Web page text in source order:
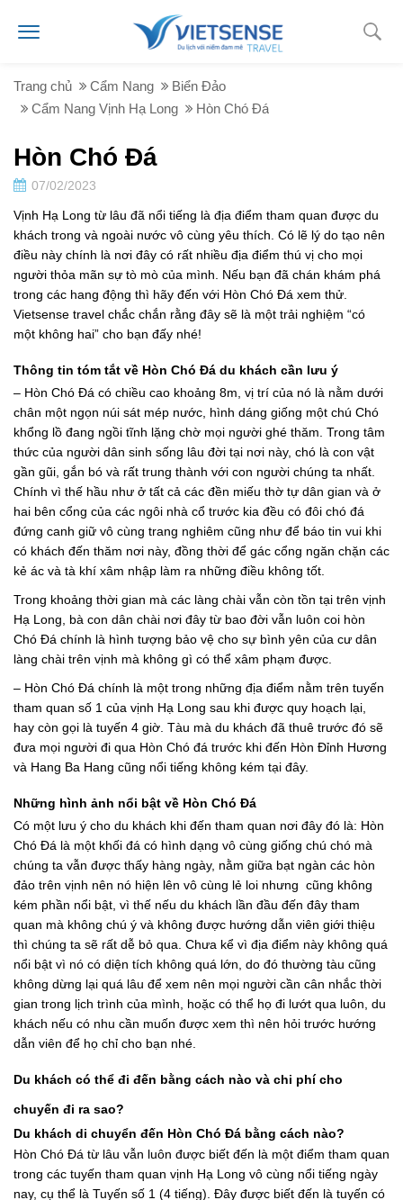
Trang chủ Cẩm Nang
Biển Đảo
Cẩm Nang Vịnh Hạ Long
Hòn Chó Đá
Hòn Chó Đá
07/02/2023
Vịnh Hạ Long từ lâu đã nổi tiếng là địa điểm tham quan được du
khách trong và ngoài nước vô cùng yêu thích. Có lẽ lý do tạo nên
điều này chính là nơi đây có rất nhiều địa điểm thú vị cho mọi
người thỏa mãn sự tò mò của mình. Nếu bạn đã chán khám phá
trong các hang động thì hãy đến với Hòn Chó Đá xem thử.
Vietsense travel chắc chắn rằng đây sẽ là một trải nghiệm “có
một không hai” cho bạn đấy nhé!
Thông tin tóm tắt về Hòn Chó Đá du khách cần lưu ý
– Hòn Chó Đá có chiều cao khoảng 8m, vị trí của nó là nằm dưới
chân một ngọn núi sát mép nước, hình dáng giống một chú Chó
khổng lồ đang ngồi tĩnh lặng chờ mọi người ghé thăm. Trong tâm
thức của người dân sinh sống lâu đời tại nơi này, chó là con vật
gần gũi, gắn bó và rất trung thành với con người chúng ta nhất.
Chính vì thế hầu như ở tất cả các đền miếu thờ tự dân gian và ở
hai bên cổng của các ngôi nhà cổ trước kia đều có đôi chó đá
đứng canh giữ vô cùng trang nghiêm cũng như để báo tin vui khi
có khách đến thăm nơi này, đồng thời để gác cổng ngăn chặn các
kẻ ác và tà khí xâm nhập làm ra những điều không tốt.
Trong khoảng thời gian mà các làng chài vẫn còn tồn tại trên vịnh
Hạ Long, bà con dân chài nơi đây từ bao đời vẫn luôn coi hòn
Chó Đá chính là hình tượng bảo vệ cho sự bình yên của cư dân
làng chài trên vịnh mà không gì có thể xâm phạm được.
– Hòn Chó Đá chính là một trong những địa điểm nằm trên tuyến
tham quan số 1 của vịnh Hạ Long sau khi được quy hoạch lại,
hay còn gọi là tuyến 4 giờ. Tàu mà du khách đã thuê trước đó sẽ
đưa mọi người đi qua Hòn Chó đá trước khi đến Hòn Đỉnh Hương
và Hang Ba Hang cũng nổi tiếng không kém tại đây.
Những hình ảnh nổi bật về Hòn Chó Đá
Có một lưu ý cho du khách khi đến tham quan nơi đây đó là: Hòn
Chó Đá là một khối đá có hình dạng vô cùng giống chú chó mà
chúng ta vẫn được thấy hàng ngày, nằm giữa bạt ngàn các hòn
đảo trên vịnh nên nó hiện lên vô cùng lẻ loi nhưng cũng không
kém phần nổi bật, vì thế nếu du khách lần đầu đến đây tham
quan mà không chú ý và không được hướng dẫn viên giới thiệu
thì chúng ta sẽ rất dễ bỏ qua. Chưa kể vì địa điểm này không quá
nổi bật vì nó có diện tích không quá lớn, do đó thường tàu cũng
không dừng lại quá lâu để xem nên mọi người cần cân nhắc thời
gian trong lịch trình của mình, hoặc có thể họ đi lướt qua luôn, du
khách nếu có nhu cần muốn được xem thì nên hỏi trước hướng
dẫn viên để họ chỉ cho bạn nhé.
Du khách có thể đi đến bằng cách nào và chi phí cho
chuyến đi ra sao?
Du khách di chuyển đến Hòn Chó Đá bằng cách nào?
Hòn Chó Đá từ lâu vẫn luôn được biết đến là một điểm tham quan
trong các tuyến tham quan vịnh Hạ Long vô cùng nổi tiếng ngày
nay, cụ thể là Tuyến số 1 (4 tiếng). Đây được biết đến là tuyến có